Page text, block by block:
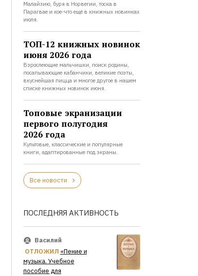
Малайзию, буря в Норвегии, тоска в
Парагвае и кое-что ещё в книжных новинках
июля.
ТОП-12 книжных новинок
июня 2026 года
Взрослеющие мальчишки, поиск родины,
посапывающие кабанчики, великие поэты,
вкуснейшая пицца и многое другое в нашем
списке книжных новинок июня.
Топовые экранизации
первого полугодия
2026 года
Культовые, классические и популярные
книги, адаптированные под экраны.
Все новости
ПОСЛЕДНЯЯ АКТИВНОСТЬ
Василий
ОТЛОЖИЛ «Пение и
музыка. Учебное
пособие для